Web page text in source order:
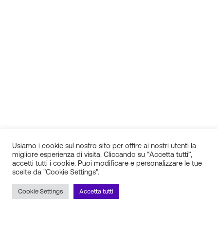
P.IVA 01688940608
Usiamo i cookie sul nostro sito per offire ai nostri utenti la
migliore esperienza di visita. Cliccando su “Accetta tutti”,
accetti tutti i cookie. Puoi modificare e personalizzare le tue
scelte da "Cookie Settings".
Cookie Settings Accetta tutti